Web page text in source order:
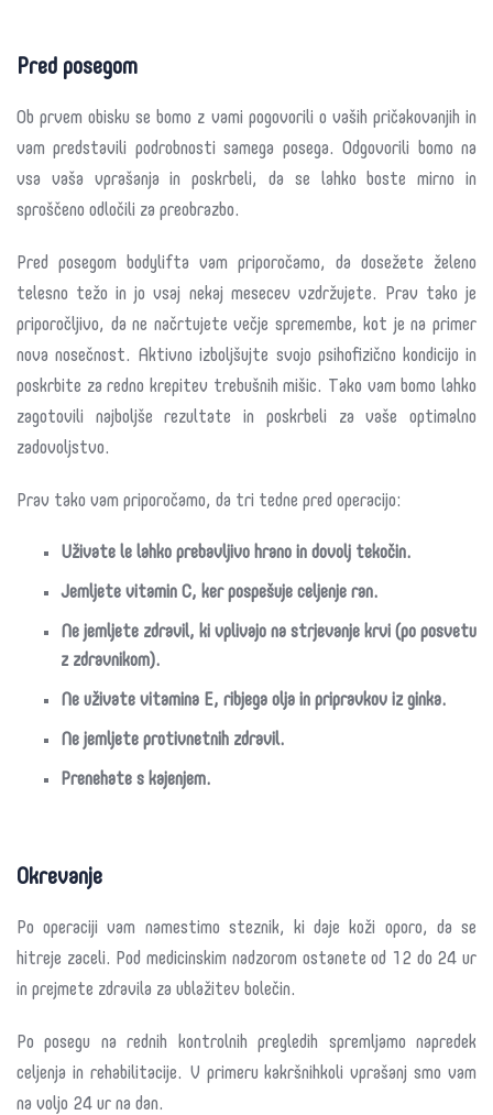
Pred posegom
Ob prvem obisku se bomo z vami pogovorili o vaših pričakovanjih in
vam predstavili podrobnosti samega posega. Odgovorili bomo na
vsa vaša vprašanja in poskrbeli, da se lahko boste mirno in
sproščeno odločili za preobrazbo.
Pred posegom bodylifta vam priporočamo, da dosežete želeno
telesno težo in jo vsaj nekaj mesecev vzdržujete. Prav tako je
priporočljivo, da ne načrtujete večje spremembe, kot je na primer
nova nosečnost. Aktivno izboljšujte svojo psihofizično kondicijo in
poskrbite za redno krepitev trebušnih mišic. Tako vam bomo lahko
zagotovili najboljše rezultate in poskrbeli za vaše optimalno
zadovoljstvo.
Prav tako vam priporočamo, da tri tedne pred operacijo:
Uživate le lahko prebavljivo hrano in dovolj tekočin.
Jemljete vitamin C, ker pospešuje celjenje ran.
Ne jemljete zdravil, ki vplivajo na strjevanje krvi (po posvetu
z zdravnikom).
Ne uživate vitamina E, ribjega olja in pripravkov iz ginka.
Ne jemljete protivnetnih zdravil.
Prenehate s kajenjem.
Okrevanje
Po operaciji vam namestimo steznik, ki daje koži oporo, da se
hitreje zaceli. Pod medicinskim nadzorom ostanete od 12 do 24 ur
in prejmete zdravila za ublažitev bolečin.
Po posegu na rednih kontrolnih pregledih spremljamo napredek
celjenja in rehabilitacije. V primeru kakršnihkoli vprašanj smo vam
na voljo 24 ur na dan.